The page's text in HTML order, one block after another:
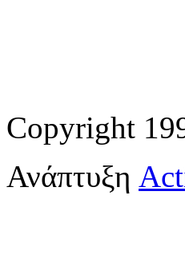
Copyright
Ανάπτυξη